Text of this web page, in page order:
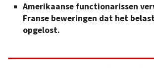
Amerikaanse functionarissen
Franse beweringen dat het
opgelost.